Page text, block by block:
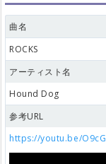
曲名
ROCKS
アーティスト名
Hound Dog
参考URL
https://youtu.be/